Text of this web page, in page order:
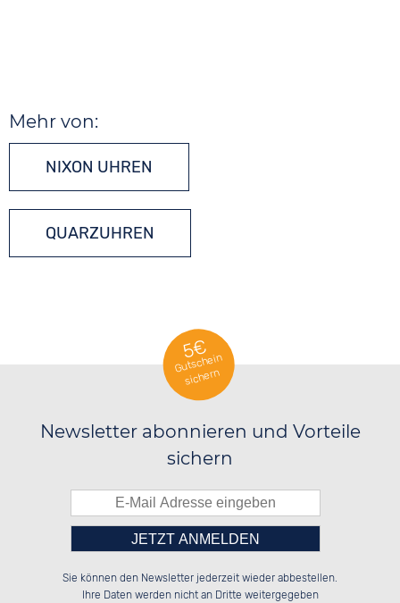
Mehr von:
NIXON UHREN
QUARZUHREN
5€
Gutschein
sichern
Newsletter abonnieren und Vorteile
sichern
██░░░░░░██░░██░░██░░██░░██░░░░░░
██████░░██████░░██░░██░░██████░░
░░░░██░░██░░██░░██░░██░░██░░██░░
Bitte tragen Sie die Zahl in
das nebenstehende Feld ein.
Sie können den Newsletter jederzeit wieder abbestellen.
Ihre Daten werden nicht an Dritte weitergegeben